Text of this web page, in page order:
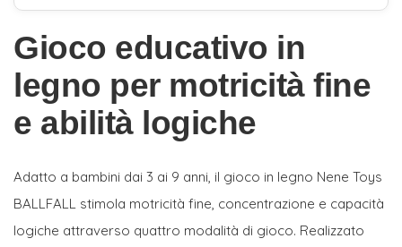
Gioco educativo in
legno per motricità fine
e abilità logiche
Adatto a bambini dai 3 ai 9 anni, il gioco in legno Nene Toys
BALLFALL stimola motricità fine, concentrazione e capacità
logiche attraverso quattro modalità di gioco. Realizzato